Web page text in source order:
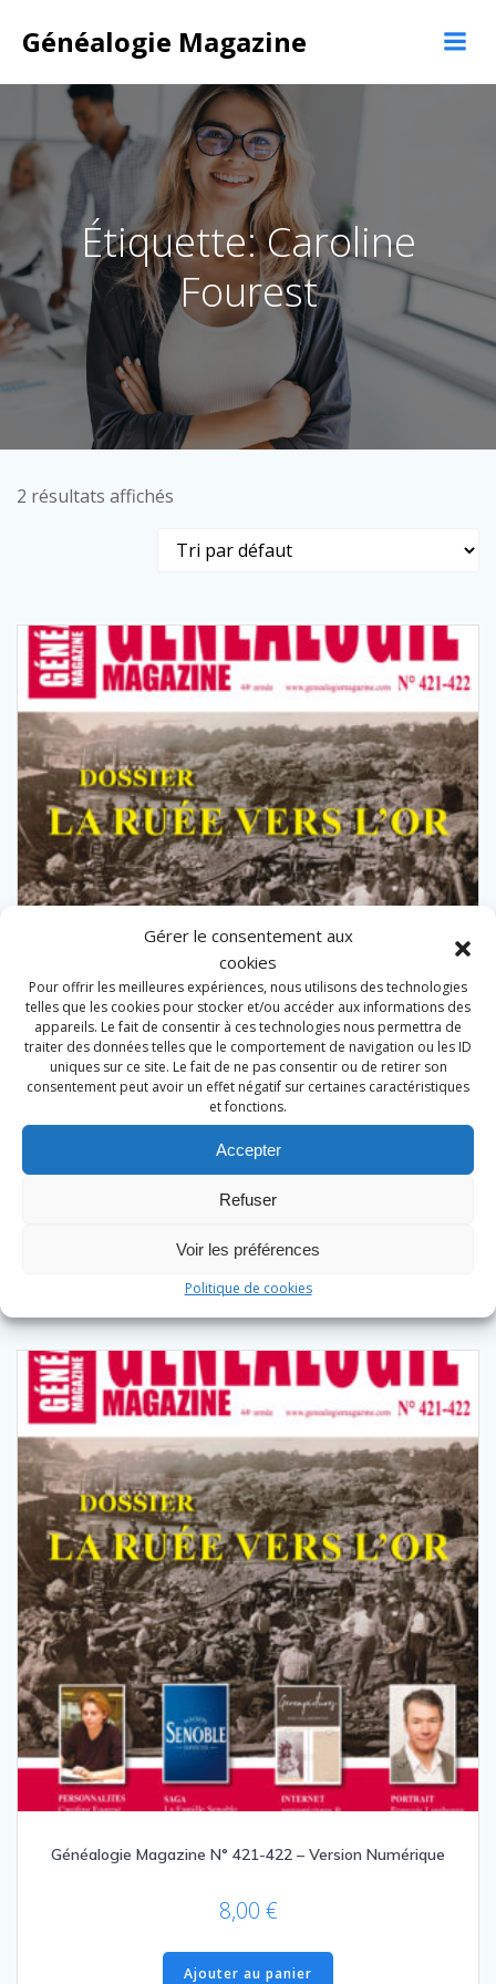
Gérer le consentement aux
cookies
Pour offrir les meilleures expériences, nous utilisons des technologies
telles que les cookies pour stocker et/ou accéder aux informations des
appareils. Le fait de consentir à ces technologies nous permettra de
traiter des données telles que le comportement de navigation ou les ID
uniques sur ce site. Le fait de ne pas consentir ou de retirer son
consentement peut avoir un effet négatif sur certaines caractéristiques
et fonctions.
Accepter
Refuser
Voir les préférences
Politique de cookies
au
contenu
Généalogie Magazine
Étiquette: Caroline
Fourest
2 résultats affichés
Généalogie Magazine N° 421-422
9,90€
Ajouter au panier
Généalogie Magazine N° 421-422 – Version Numérique
8,00 €
Ajouter au panier